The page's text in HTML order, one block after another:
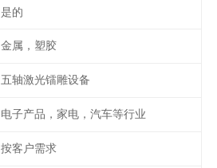
是的
金属，塑胶
五轴激光镭雕设备
电子产品，家电，汽车等行业
按客户需求